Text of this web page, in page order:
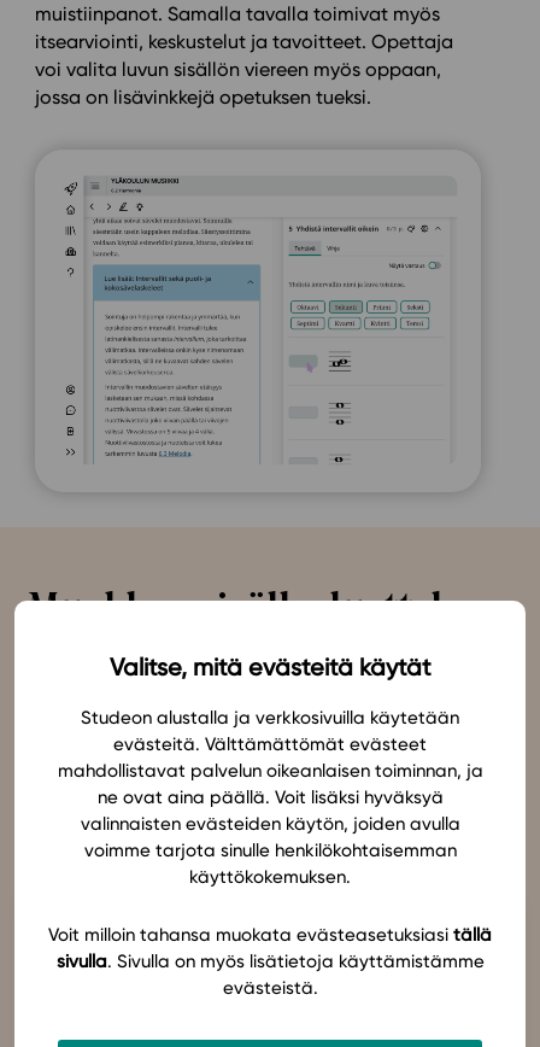
Valitse, mitä evästeitä käytät
Studeon alustalla ja verkkosivuilla käytetään
evästeitä. Välttämättömät evästeet
mahdollistavat palvelun oikeanlaisen toiminnan, ja
ne ovat aina päällä. Voit lisäksi hyväksyä
valinnaisten evästeiden käytön, joiden avulla
voimme tarjota sinulle henkilökohtaisemman
käyttökokemuksen.
Voit milloin tahansa muokata evästeasetuksiasi tällä
sivulla. Sivulla on myös lisätietoja käyttämistämme
evästeistä.
muistiinpanot. Samalla tavalla toimivat myös
itsearviointi, keskustelut ja tavoitteet. Opettaja
voi valita luvun sisällön viereen myös oppaan,
jossa on lisävinkkejä opetuksen tueksi.
Muokkaa sisällysluetteloa
ja lisää omaa sisältöä
Voit järjestää oppimateriaalin sisällysluettelon
haluamaksesi. Oppimateriaalien yhdistäminen on
myös mahdollista. Voit myös lisätä omaa sisältöä
materiaaliin, kuten tehtäviä, kokeita, videoita tai
audioita.